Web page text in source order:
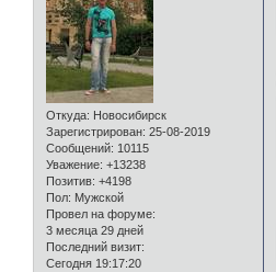
Откуда: Новосибирск
Зарегистрирован: 25-08-2019
Сообщений: 10115
Уважение: +13238
Позитив: +4198
Пол: Мужской
Провел на форуме:
3 месяца 29 дней
Последний визит:
Сегодня 19:17:20